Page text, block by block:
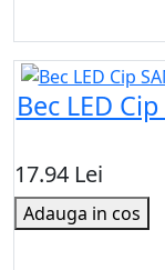
Bec LED
17.94 Lei
Adauga in cos